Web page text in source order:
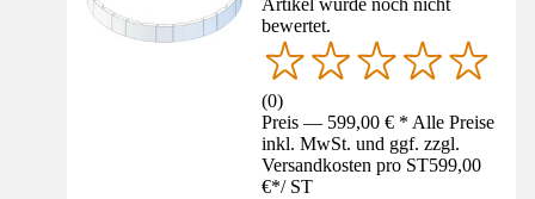
Artikel wurde noch nicht
bewertet.
(0)
Preis — 599,00 € * Alle Preise
inkl. MwSt. und ggf. zzgl.
Versandkosten pro ST599,00
€*/ ST